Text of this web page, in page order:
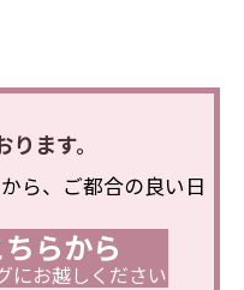
ます。
ら、ご都合の良い日
らから
にお越しください